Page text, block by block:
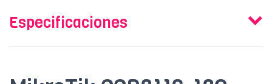
Especificaciones